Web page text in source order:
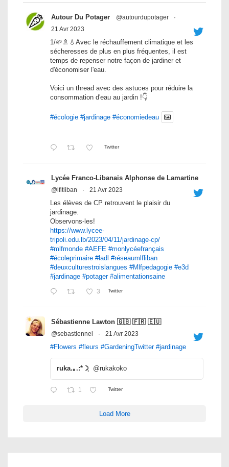
Autour Du Potager @autourdupotager
·
21 Avr 2023
1/🌱🚿💧Avec le réchauffement climatique et les
sécheresses de plus en plus fréquentes, il est
temps de repenser notre façon de jardiner et
d'économiser l'eau.
Voici un thread avec des astuces pour réduire la
consommation d'eau au jardin !👇
#écologie #jardinage #économiedeau
Twitter
Lycée Franco-Libanais Alphonse de Lamartine
@lfltliban · 21 Avr 2023
Les élèves de CP retrouvent le plaisir du
jardinage.
Observons-les!
https://www.lycee-
tripoli.edu.lb/2023/04/11/jardinage-cp/
#mlfmonde #AEFE #monlycéefrançais
#écoleprimaire #ladl #réseaumlfliban
#deuxculturestroislangues #Mlfpedagogie #e3d
#jardinage #potager #alimentationsaine
3 Twitter
Sébastienne Lawton 🇬🇧 🇫🇷 🇪🇺
@sebastiennel · 21 Avr 2023
#Flowers #fleurs #GardeningTwitter #jardinage
ruka.｡.:*☽ฺ @rukakoko
1 Twitter
Load More